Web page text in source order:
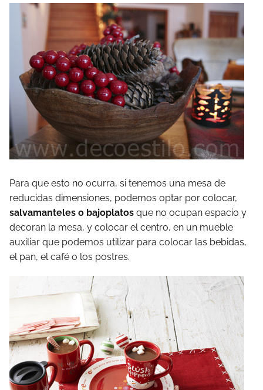
Para que esto no ocurra, si tenemos una mesa de
reducidas dimensiones, podemos optar por colocar,
salvamanteles o bajoplatos que no ocupan espacio y
decoran la mesa, y colocar el centro, en un mueble
auxiliar que podemos utilizar para colocar las bebidas,
el pan, el café o los postres.